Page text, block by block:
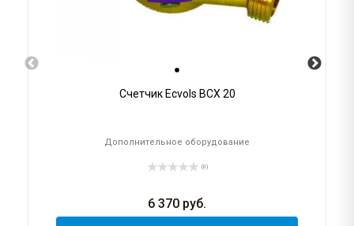
Счетчик Ecvols ВСХ 20
Дополнительное оборудование
(0)
6 370 руб.